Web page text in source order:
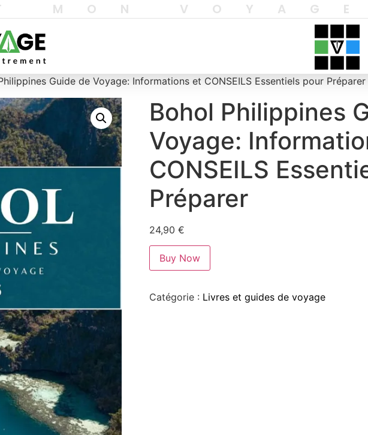
MON VOYAGE
Guide de Voyage: Informations et CONSEILS Essentiels pour Préparer
Bohol Philippines
Voyage:
CONSEILS
Préparer
24,90 €
Buy Now
Catégorie : Livres et guides de voyage